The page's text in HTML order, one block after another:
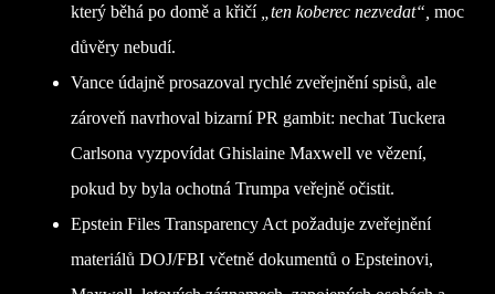
který běhá po domě a křičí
„ten koberec nezvedat“, moc
důvěry nebudí.
Vance údajně prosazoval rychlé zveřejnění spisů, ale
zároveň navrhoval bizarní PR gambit: nechat Tuckera
Carlsona vyzpovídat Ghislaine Maxwell ve vězení,
pokud by byla ochotná Trumpa veřejně očistit.
Epstein Files Transparency Act požaduje zveřejnění
materiálů DOJ/FBI včetně dokumentů o Epsteinovi,